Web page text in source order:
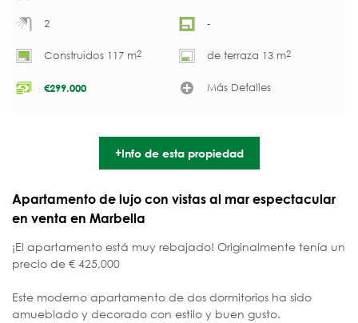
2 -
Construidos 117 m2 de terraza 13 m2
€299.000 Más Detalles
+Info de esta propiedad
Apartamento de lujo con vistas al mar espectacular
en venta en Marbella
¡El apartamento está muy rebajado! Originalmente tenía un
precio de € 425,000
Este moderno apartamento de dos dormitorios ha sido
amueblado y decorado con estilo y buen gusto.